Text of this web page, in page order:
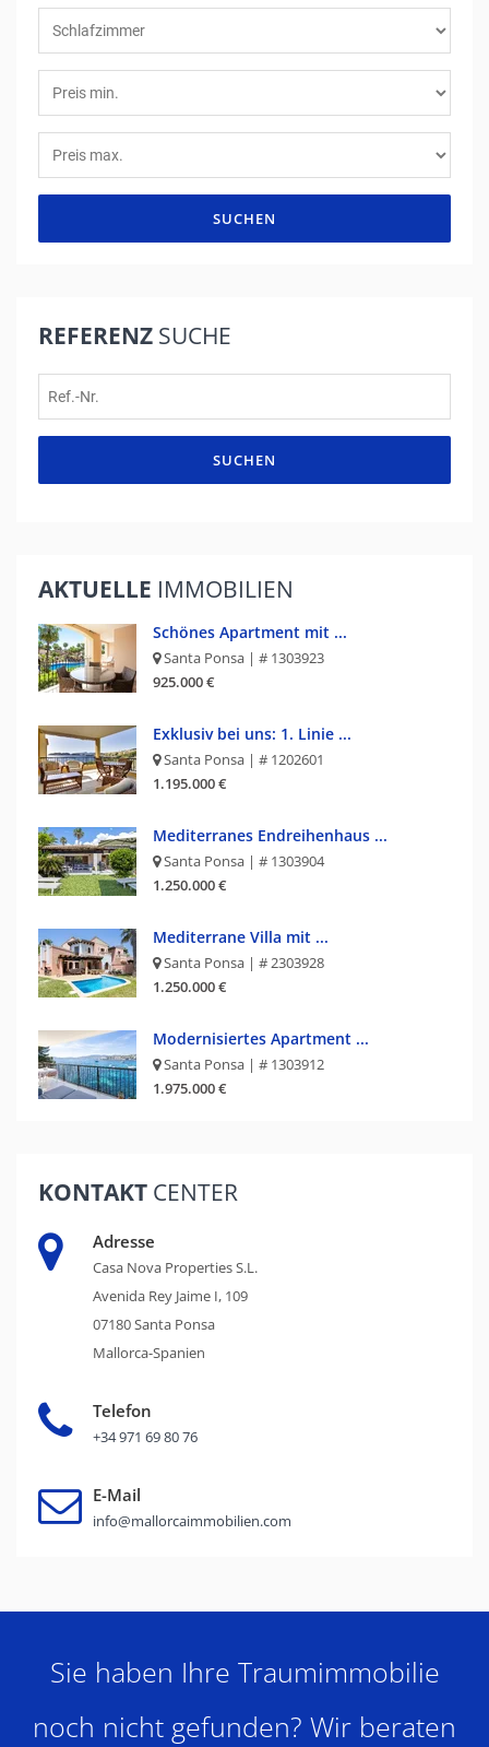
SUCHEN
REFERENZ SUCHE
SUCHEN
AKTUELLE IMMOBILIEN
Schönes Apartment mit ...
Santa Ponsa | # 1303923
925.000 €
Exklusiv bei uns: 1. Linie ...
Santa Ponsa | # 1202601
1.195.000 €
Mediterranes Endreihenhaus ...
Santa Ponsa | # 1303904
1.250.000 €
Mediterrane Villa mit ...
Santa Ponsa | # 2303928
1.250.000 €
Modernisiertes Apartment ...
Santa Ponsa | # 1303912
1.975.000 €
KONTAKT CENTER
Adresse
Casa Nova Properties S.L.
Avenida Rey Jaime I, 109
07180 Santa Ponsa
Mallorca-Spanien
Telefon
+34 971 69 80 76
E-Mail
info@mallorcaimmobilien.com
Sie haben Ihre Traumimmobilie
noch nicht gefunden? Wir beraten